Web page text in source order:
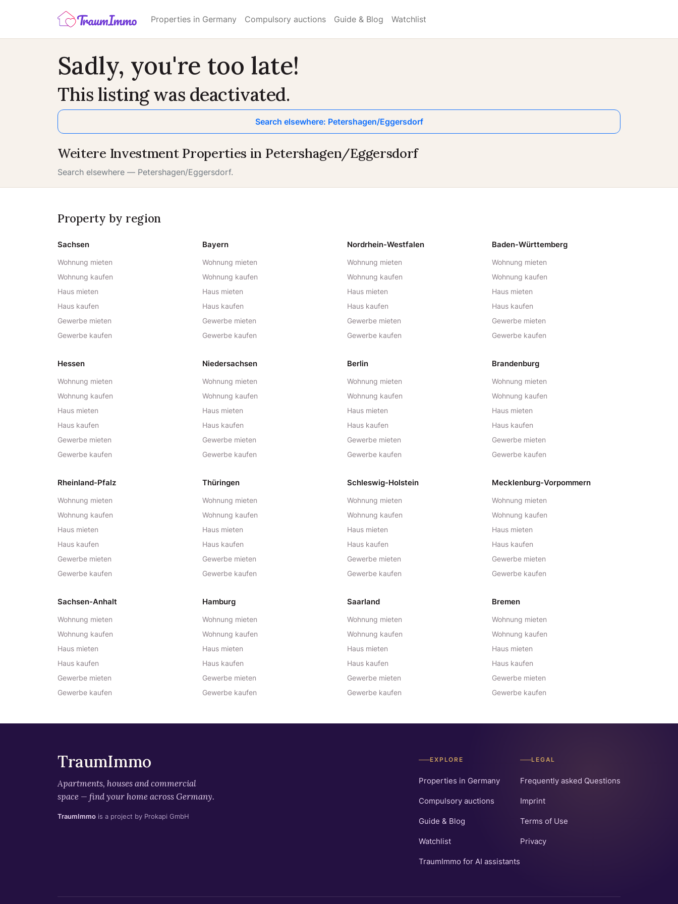
Properties in Germany Compulsory auctions Guide & Blog Watchlist
Sadly, you're too late!
This listing was deactivated.
Search elsewhere: Petershagen/Eggersdorf
Weitere Investment Properties in Petershagen/Eggersdorf
Search elsewhere — Petershagen/Eggersdorf.
Property by region
Sachsen
Wohnung mieten
Wohnung kaufen
Haus mieten
Haus kaufen
Gewerbe mieten
Gewerbe kaufen
Bayern
Wohnung mieten
Wohnung kaufen
Haus mieten
Haus kaufen
Gewerbe mieten
Gewerbe kaufen
Nordrhein-Westfalen
Wohnung mieten
Wohnung kaufen
Haus mieten
Haus kaufen
Gewerbe mieten
Gewerbe kaufen
Baden-Württemberg
Wohnung mieten
Wohnung kaufen
Haus mieten
Haus kaufen
Gewerbe mieten
Gewerbe kaufen
Hessen
Wohnung mieten
Wohnung kaufen
Haus mieten
Haus kaufen
Gewerbe mieten
Gewerbe kaufen
Niedersachsen
Wohnung mieten
Wohnung kaufen
Haus mieten
Haus kaufen
Gewerbe mieten
Gewerbe kaufen
Berlin
Wohnung mieten
Wohnung kaufen
Haus mieten
Haus kaufen
Gewerbe mieten
Gewerbe kaufen
Brandenburg
Wohnung mieten
Wohnung kaufen
Haus mieten
Haus kaufen
Gewerbe mieten
Gewerbe kaufen
Rheinland-Pfalz
Wohnung mieten
Wohnung kaufen
Haus mieten
Haus kaufen
Gewerbe mieten
Gewerbe kaufen
Thüringen
Wohnung mieten
Wohnung kaufen
Haus mieten
Haus kaufen
Gewerbe mieten
Gewerbe kaufen
Schleswig-Holstein
Wohnung mieten
Wohnung kaufen
Haus mieten
Haus kaufen
Gewerbe mieten
Gewerbe kaufen
Mecklenburg-Vorpommern
Wohnung mieten
Wohnung kaufen
Haus mieten
Haus kaufen
Gewerbe mieten
Gewerbe kaufen
Sachsen-Anhalt
Wohnung mieten
Wohnung kaufen
Haus mieten
Haus kaufen
Gewerbe mieten
Gewerbe kaufen
Hamburg
Wohnung mieten
Wohnung kaufen
Haus mieten
Haus kaufen
Gewerbe mieten
Gewerbe kaufen
Saarland
Wohnung mieten
Wohnung kaufen
Haus mieten
Haus kaufen
Gewerbe mieten
Gewerbe kaufen
Bremen
Wohnung mieten
Wohnung kaufen
Haus mieten
Haus kaufen
Gewerbe mieten
Gewerbe kaufen
TraumImmo
Apartments, houses and commercial
space — find your home across Germany.
TraumImmo is a project by Prokapi GmbH
EXPLORE
Properties in Germany
Compulsory auctions
Guide & Blog
Watchlist
TraumImmo for AI assistants
LEGAL
Frequently asked Questions
Imprint
Terms of Use
Privacy